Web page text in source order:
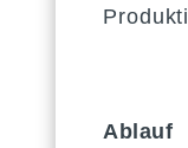
Ablauf